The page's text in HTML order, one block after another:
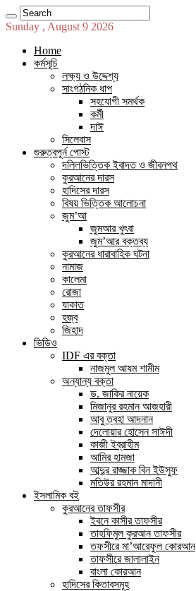
Sunday , August 9 2026
Home
কর্মসূচি
লক্ষ্য ও উদ্দেশ্য
সাংগঠনিক ধাপ
সহযোগী সমর্থক
কর্মী
দাঈ
সিলেবাস
গুরুত্বপূর্ন পোস্ট
দলিলভিত্তিক ইবাদত ও জীবনপথ
কুরআনের দারস
হাদিসের দারস
বিষয় ভিত্তিক আলোচনা
জুম’আ
জুমআর খুৎবা
জুম’আর বক্তব্য
কুরআনের ধারাবাহিক ঘটনা
নামাজ
কালেমা
রোজা
যাকাত
হজ্ব
জিহাদ
ভিডিও
IDF এর বক্তা
নাজমুল আযম শামীম
অন্যান্য বক্তা
ড. জাকির নায়েক
মিজানুর রহমান আজহারী
আবু ত্বহা আদনান
দেলোয়ার হোসেন সাঈদী
কাজী ইব্রাহীম
আমির হামজা
আব্দুর রাজ্জাক বিন ইউসুফ
মতিউর রহমান মাদানী
ইসলামিক বই
কুরআনের তাফসীর
ইবনে কাসীর তাফসীর
তাহফিমুল কুরআন তাফসীর
তফসীরে মা’আরেফুল কোরআন
তাফসীরে জালালাইন
বাংলা কোরআন
হাদিসের কিতাবসমূহ